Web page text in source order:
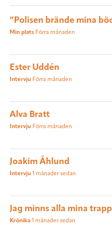
”Polisen brände mina
Min plats Förra månaden
Ester Uddén
Intervju Förra månaden
Alva Bratt
Intervju Förra månaden
Joakim Åhlund
Intervju 1 månader sedan
Jag minns alla mina
Krönika 1 månader sedan